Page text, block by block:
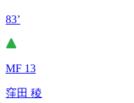
83’
MF 13
窪田 稜